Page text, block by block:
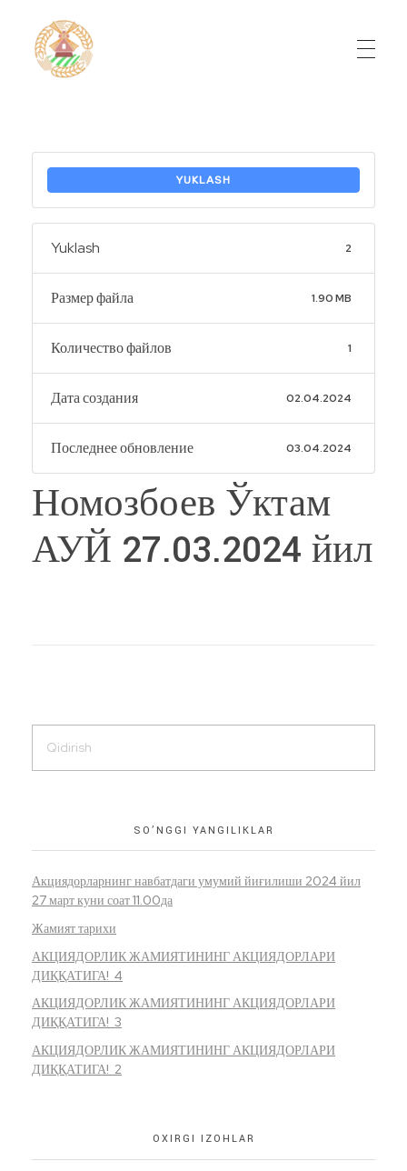
YUKLASH
Yuklash 2
Размер файла 1.90 MB
Количество файлов 1
Дата создания 02.04.2024
Последнее обновление 03.04.2024
Номозбоев Ўктам
АУЙ 27.03.2024 йил
SO’NGGI YANGILIKLAR
Акциядорларнинг навбатдаги умумий йиғилиши 2024 йил
27 март куни соат 11.00да
Жамият тарихи
АКЦИЯДОРЛИК ЖАМИЯТИНИНГ АКЦИЯДОРЛАРИ
ДИҚҚАТИГА! 4
АКЦИЯДОРЛИК ЖАМИЯТИНИНГ АКЦИЯДОРЛАРИ
ДИҚҚАТИГА! 3
АКЦИЯДОРЛИК ЖАМИЯТИНИНГ АКЦИЯДОРЛАРИ
ДИҚҚАТИГА! 2
OXIRGI IZOHLAR